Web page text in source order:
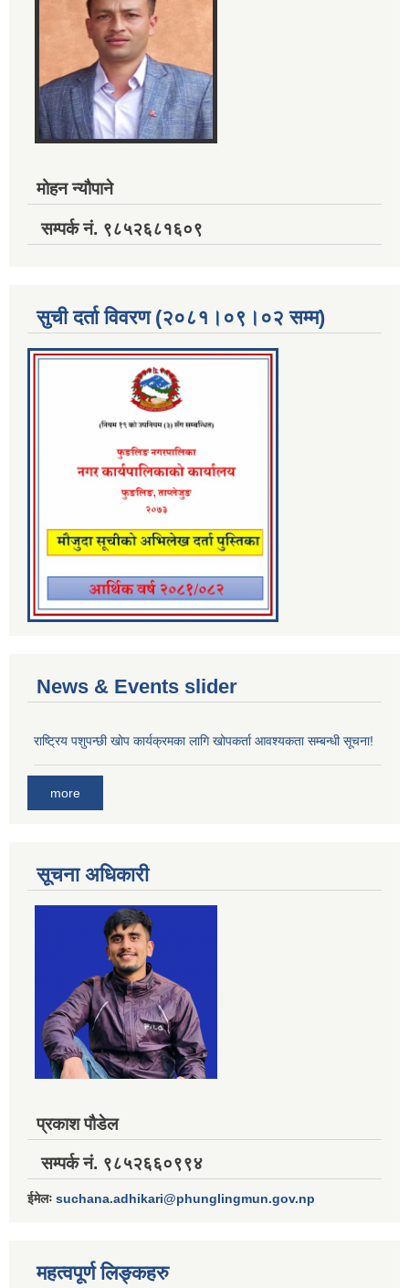
मोहन न्यौपाने
सम्पर्क नं. ९८५२६८१६०९
सुची दर्ता विवरण (२०८१।०९।०२ सम्म)
News & Events slider
राष्ट्रिय पशुपन्छी खोप कार्यक्रमका लागि खोपकर्ता आवश्यकता सम्बन्धी सूचना!
more
सूचना अधिकारी
प्रकाश पौडेल
सम्पर्क नं. ९८५२६६०९९४
ईमेलः suchana.adhikari@phunglingmun.gov.np
महत्वपूर्ण लिङ्कहरु